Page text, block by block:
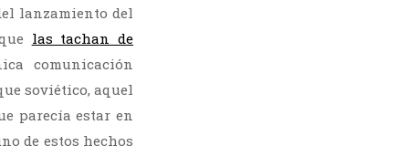
lanzamiento del
las tachan de
comunicación
soviético, aquel
parecía estar en
de estos hechos